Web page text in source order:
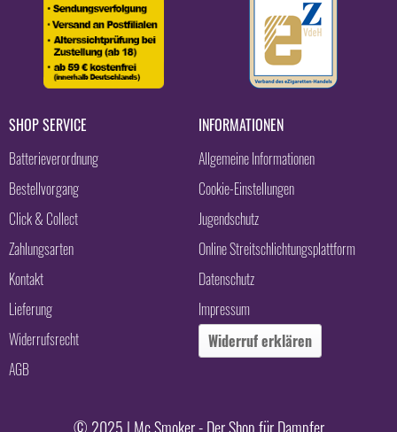
SHOP SERVICE
Batterieverordnung
Bestellvorgang
Click & Collect
Zahlungsarten
Kontakt
Lieferung
Widerrufsrecht
AGB
INFORMATIONEN
Allgemeine Informationen
Cookie-Einstellungen
Jugendschutz
Online Streitschlichtungsplattform
Datenschutz
Impressum
Widerruf erklären